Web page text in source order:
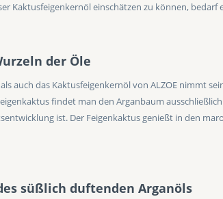
Kaktusfeigenkernöl einschätzen zu können,
der Öle
auch das Kaktusfeigenkernöl von ALZOE nimmt
findet man den Arganbaum
ist. Der Feigenkaktus genießt in den
süßlich duftenden Arganöls